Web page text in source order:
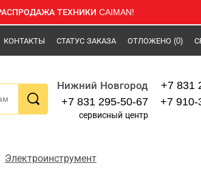
ТЕХНИКИ CAIMAN!
КОНТАКТЫ СТАТУС ЗАКАЗА ОТЛОЖЕНО (0)
Нижний Новгород
+7 831 295-50-67
сервисный центр
+7 831
+7 910-
Электроинструмент